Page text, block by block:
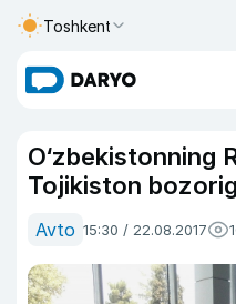
Toshkent
O‘zbekistonning
Tojikiston
Avto 15:30 / 22.08.2017